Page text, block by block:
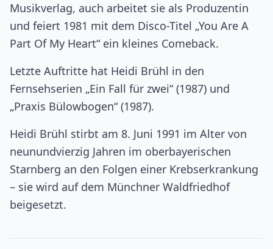
Musikverlag, auch arbeitet sie als Produzentin
und feiert 1981 mit dem Disco-Titel „You Are A
Part Of My Heart“ ein kleines Comeback.
Letzte Auftritte hat Heidi Brühl in den
Fernsehserien „Ein Fall für zwei“ (1987) und
„Praxis Bülowbogen“ (1987).
Heidi Brühl stirbt am 8. Juni 1991 im Alter von
neunundvierzig Jahren im oberbayerischen
Starnberg an den Folgen einer Krebserkrankung
– sie wird auf dem Münchner Waldfriedhof
beigesetzt.